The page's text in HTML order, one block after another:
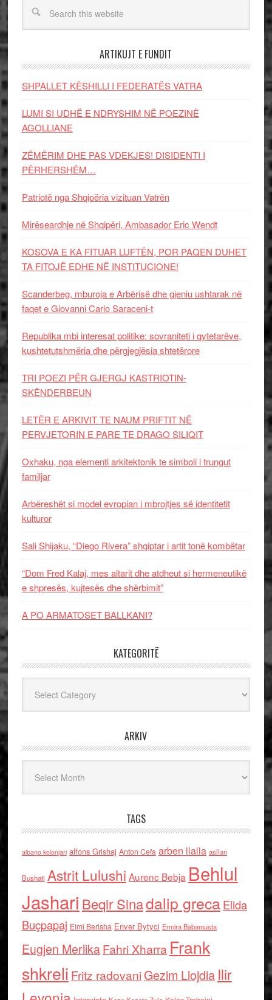
ARTIKUJT E FUNDIT
SHPALLET KËSHILLI I FEDERATËS VATRA
LUMI SI UDHË E NDRYSHIM NË POEZINË
AGOLLIANE
ZËMËRIM DHE PAS VDEKJES! DISIDENTI I
PËRHERSHËM…
Patriotë nga Shqipëria vizituan Vatrën
Mirëseardhje në Shqipëri, Ambasador Eric Wendt
KOSOVA E KA FITUAR LUFTËN, POR PAQEN DUHET
TA FITOJË EDHE NË INSTITUCIONE!
Scanderbeg, mburoja e Arbërisë dhe gjeniu ushtarak në
faqet e Giovanni Carlo Saraceni-t
Republika mbi interesat politike: sovraniteti i qytetarëve,
kushtetutshmëria dhe përgjegjësia shtetërore
TRI POEZI PËR GJERGJ KASTRIOTIN-
SKËNDERBEUN
LETËR E ARKIVIT TE NAUM PRIFTIT NË
PERVJETORIN E PARE TE DRAGO SILIQIT
Oxhaku, nga elementi arkitektonik te simboli i trungut
familjar
Arbëreshët si model evropian i mbrojtjes së identitetit
kulturor
Sali Shijaku, “Diego Rivera” shqiptar i artit tonë kombëtar
“Dom Fred Kalaj, mes altarit dhe atdheut si hermeneutikë
e shpresës, kujtesës dhe shërbimit”
A PO ARMATOSET BALLKANI?
KATEGORITË
ARKIV
TAGS
albano kolonjari alfons Grishaj Anton Cefa arben llalla asllan
Bushati Astrit Lulushi Aurenc Bebja Behlul
Jashari Beqir Sinadalip grecaElida
Buçpapaj Elmi Berisha Enver Bytyci Ermira Babamusta
Eugjen MerlikaFahri Xharra Frank
shkreli Fritz radovaniGezim Llojdia Ilir